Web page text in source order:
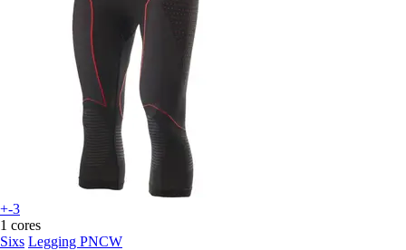
+-3
1 cores
Sixs Legging PNCW